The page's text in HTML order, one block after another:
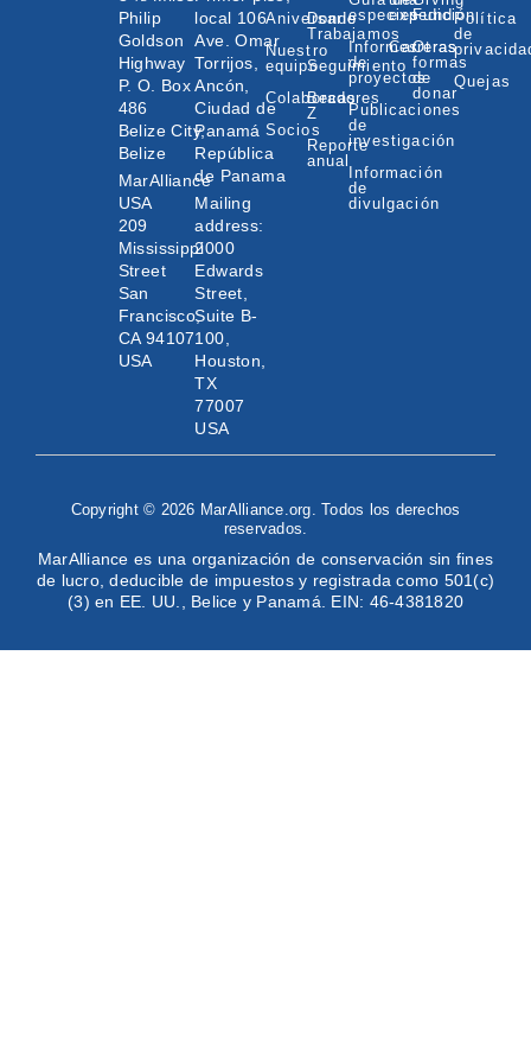
Philip
Goldson
Highway
P. O. Box
486
Belize City,
Belize
MarAlliance
USA
209
Mississippi
Street
San
Francisco,
CA 94107
USA
local 106
Ave. Omar
Torrijos,
Ancón,
Ciudad de
Panamá
República
de Panama
Mailing
address:
2000
Edwards
Street,
Suite B-
100,
Houston,
TX
77007
USA
Aniversario
Nuestro
equipo
Colaboradores
Socios
Donde
Trabajamos
Seguimiento
Becas
Z
Reporte
anual
especies
Informes
de
proyectos
Publicaciones
de
investigación
Información
de
divulgación
expedición
Carreras
Fund
Otras
formas
de
donar
Política
de
Quejas
Copyright © 2026 MarAlliance.org. Todos los derechos
reservados.
MarAlliance es una organización de conservación sin fines
de lucro, deducible de impuestos y registrada como 501(c)
(3) en EE. UU., Belice y Panamá. EIN: 46-4381820